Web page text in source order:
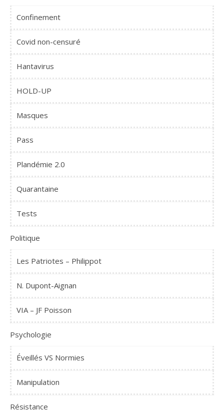
Confinement
Covid non-censuré
Hantavirus
HOLD-UP
Masques
Pass
Plandémie 2.0
Quarantaine
Tests
Politique
Les Patriotes – Philippot
N. Dupont-Aignan
VIA – JF Poisson
Psychologie
Éveillés VS Normies
Manipulation
Résistance